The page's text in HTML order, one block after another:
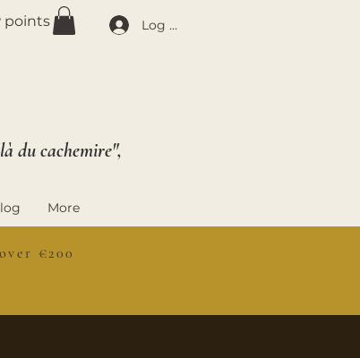
points
du cachemire",
More
Log In
€200